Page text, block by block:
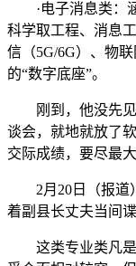
·电子消息类：涵
科学取工程、消息
信（5G/6G）、物
的“数字底座”。
刚到，他没先见
谈会，就地就放了
交际成绩，要尽最
2月20日（报道）
着副县长丈夫当间
这类专业类凡是